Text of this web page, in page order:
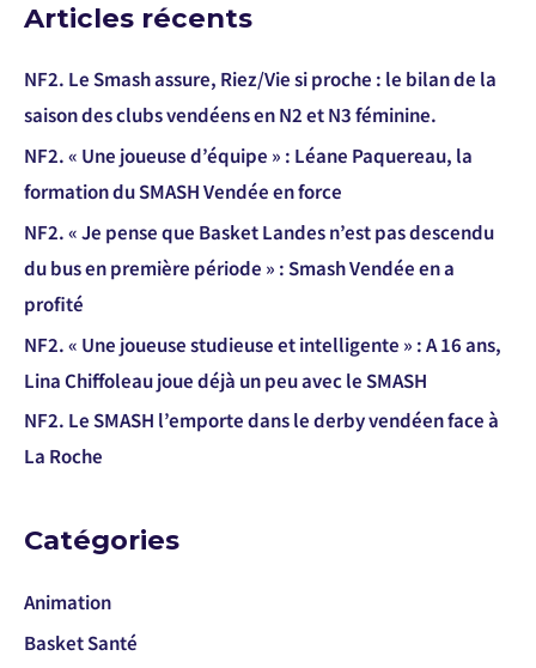
Articles récents
NF2. Le Smash assure, Riez/Vie si proche : le bilan de la
saison des clubs vendéens en N2 et N3 féminine.
NF2. « Une joueuse d’équipe » : Léane Paquereau, la
formation du SMASH Vendée en force
NF2. « Je pense que Basket Landes n’est pas descendu
du bus en première période » : Smash Vendée en a
profité
NF2. « Une joueuse studieuse et intelligente » : A 16 ans,
Lina Chiffoleau joue déjà un peu avec le SMASH
NF2. Le SMASH l’emporte dans le derby vendéen face à
La Roche
Catégories
Animation
Basket Santé